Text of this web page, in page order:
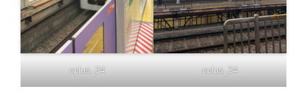
oplus_34 oplus_34